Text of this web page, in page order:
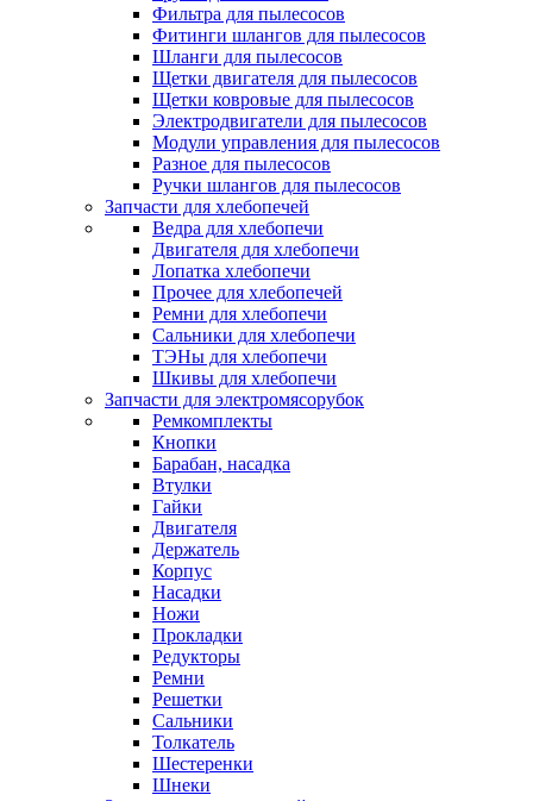
Фильтра для пылесосов
Фитинги шлангов для пылесосов
Шланги для пылесосов
Щетки двигателя для пылесосов
Щетки ковровые для пылесосов
Электродвигатели для пылесосов
Модули управления для пылесосов
Разное для пылесосов
Ручки шлангов для пылесосов
Запчасти для хлебопечей
Ведра для хлебопечи
Двигателя для хлебопечи
Лопатка хлебопечи
Прочее для хлебопечей
Ремни для хлебопечи
Сальники для хлебопечи
ТЭНы для хлебопечи
Шкивы для хлебопечи
Запчасти для электромясорубок
Ремкомплекты
Кнопки
Барабан, насадка
Втулки
Гайки
Двигателя
Держатель
Корпус
Насадки
Ножи
Прокладки
Редукторы
Ремни
Решетки
Сальники
Толкатель
Шестеренки
Шнеки